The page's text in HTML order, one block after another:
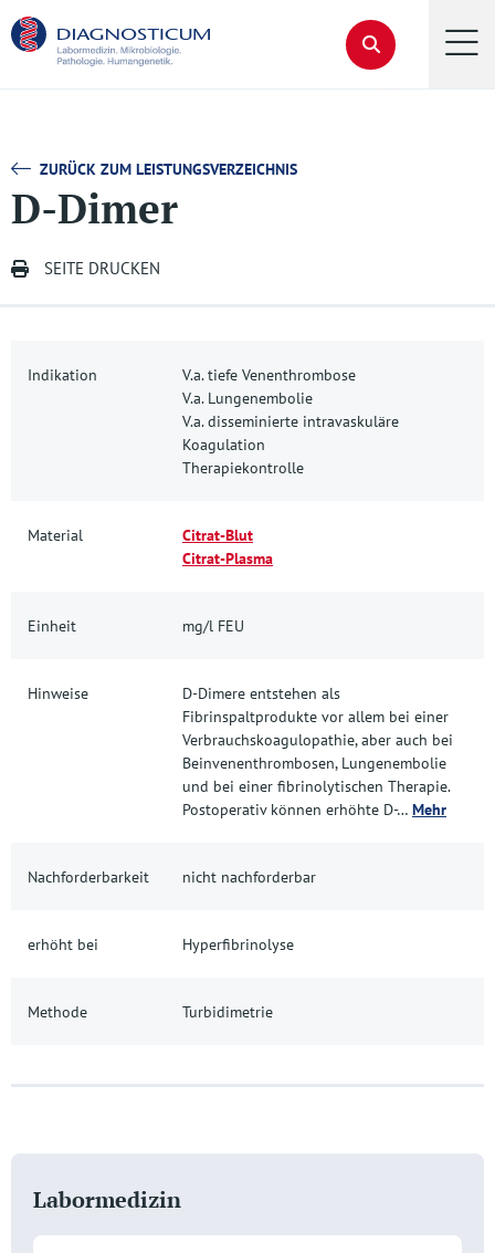
Labormedizin
ZURÜCK ZUM LEISTUNGSVERZEICHNIS
D-Dimer
SEITE DRUCKEN
Indikation
V.a. tiefe Venenthrombose
V.a. Lungenembolie
V.a. disseminierte intravaskuläre
Koagulation
Therapiekontrolle
Material
Citrat-Blut
Citrat-Plasma
Einheit mg/l FEU
Hinweise
D-Dimere entstehen als
Fibrinspaltprodukte vor allem bei einer
Verbrauchskoagulopathie, aber auch bei
Beinvenenthrombosen, Lungenembolie
und bei einer fibrinolytischen Therapie.
Postoperativ können erhöhte D-… Mehr
Nachforderbarkeit nicht nachforderbar
erhöht bei Hyperfibrinolyse
Methode Turbidimetrie